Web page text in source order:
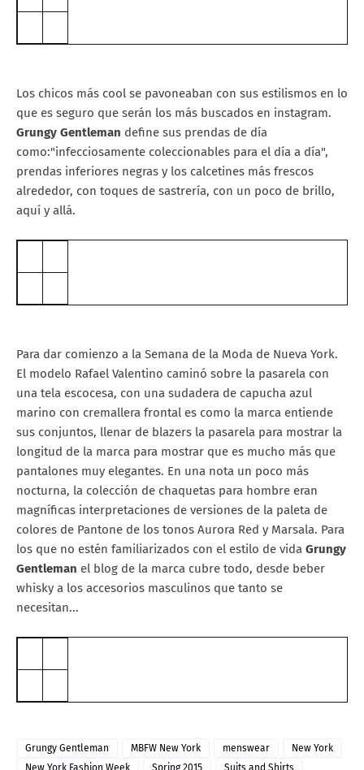
Los chicos más cool se pavoneaban con sus estilismos en lo
que es seguro que serán los más buscados en instagram.
Grungy Gentleman define sus prendas de día
como:"infecciosamente coleccionables para el día a día",
prendas inferiores negras y los calcetines más frescos
alrededor, con toques de sastrería, con un poco de brillo,
aquí y allá.
Para dar comienzo a la Semana de la Moda de Nueva York.
El modelo Rafael Valentino caminó sobre la pasarela con
una tela escocesa, con una sudadera de capucha azul
marino con cremallera frontal es como la marca entiende
sus conjuntos, llenar de blazers la pasarela para mostrar la
longitud de la marca para mostrar que es mucho más que
pantalones muy elegantes. En una nota un poco más
nocturna, la colección de chaquetas para hombre eran
magníficas interpretaciones de versiones de la paleta de
colores de Pantone de los tonos Aurora Red y Marsala. Para
los que no estén familiarizados con el estilo de vida Grungy
Gentleman el blog de la marca cubre todo, desde beber
whisky a los accesorios masculinos que tanto se
necesitan...
Grungy Gentleman MBFW New York menswear
New York
New York Fashion Week
Spring 2015 Suits and Shirts